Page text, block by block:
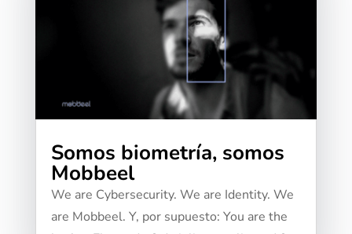
Somos biometría, somos
Mobbeel
We are Cybersecurity. We are Identity. We
are Mobbeel. Y, por supuesto: You are the